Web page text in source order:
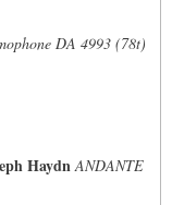
DA 4993 (78t)
Haydn ANDANTE